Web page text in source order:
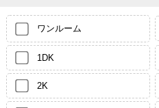
ワンルーム
1DK
2K